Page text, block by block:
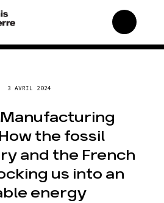
Total, rendez-vous au
Gaz « naturel », le
grand enfumage
Mode : une tendance
destructrice
Gaz au Mozambique, la
violence TOTAL(e)
Nos autres campagnes
3 AVRIL 2024
Manufacturing
the fossil
and the French
us into an
energy